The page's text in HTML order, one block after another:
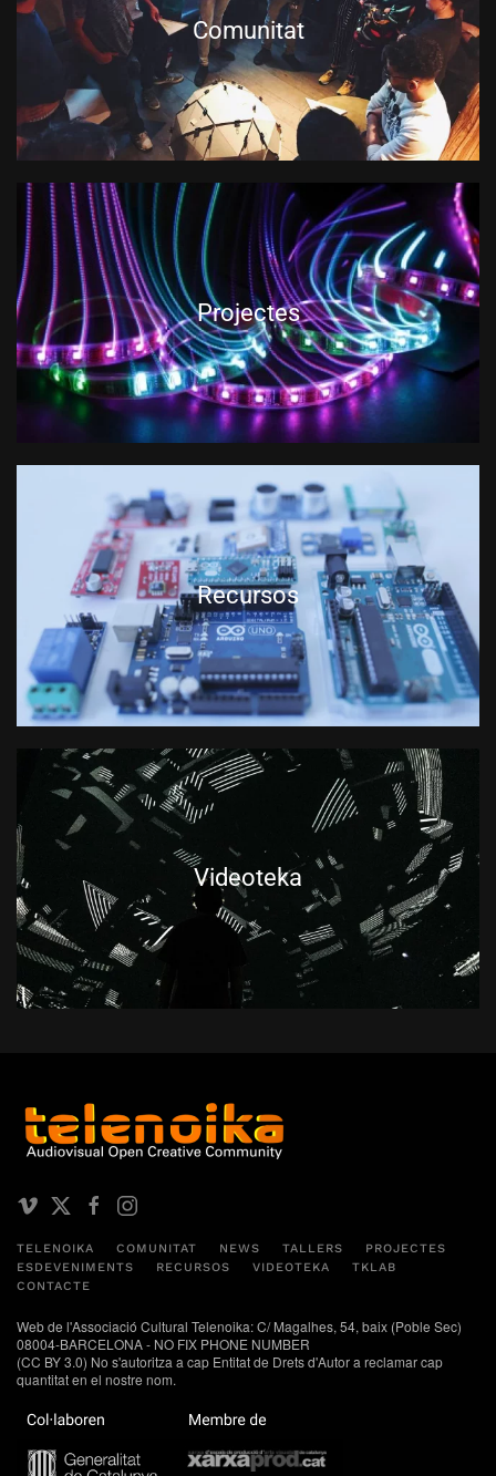
Comunitat
Projectes
Recursos
Videoteka
TELENOIKA COMUNITAT NEWS TALLERS
PROJECTES
ESDEVENIMENTS
RECURSOS VIDEOTEKA
TKLAB
CONTACTE
Web de l'Associació Cultural Telenoika: C/ Magalhes, 54, baix (Poble Sec)
08004-BARCELONA - NO FIX PHONE NUMBER
(CC BY 3.0) No s'autoritza a cap Entitat de Drets d'Autor a reclamar cap
quantitat en el nostre nom.